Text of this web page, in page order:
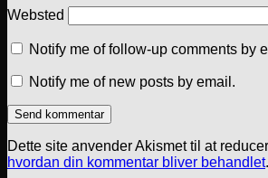
Websted
Notify me of follow-up comments by
Notify me of new posts by email.
Dette site anvender Akismet til at
hvordan din kommentar bliver behandlet.